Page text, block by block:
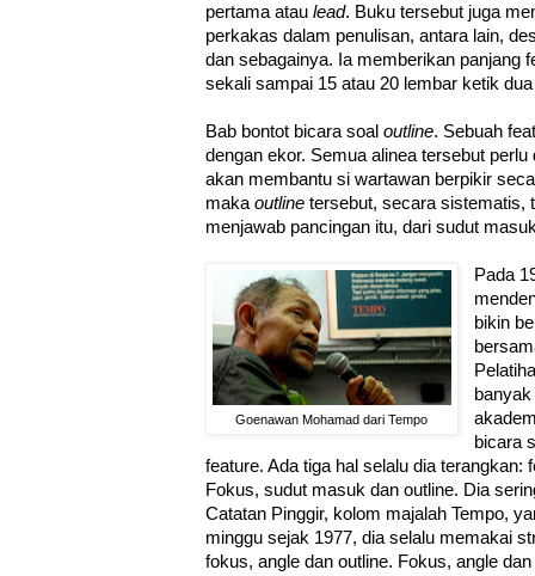
pertama atau lead. Buku tersebut juga
perkakas dalam penulisan, antara lain,
dan sebagainya. Ia memberikan panjang
sekali sampai 15 atau 20 lembar ketik
Bab bontot bicara soal outline. Sebuah
dengan ekor. Semua alinea tersebut
akan membantu si wartawan berpikir
maka outline tersebut, secara sistematis,
menjawab pancingan itu, dari sudut
Goenawan Mohamad dari Tempo
Pada
bikin
bicara
feature. Ada tiga hal selalu dia terangkan:
Fokus, sudut masuk dan outline. Dia
Catatan Pinggir, kolom majalah Tempo,
minggu sejak 1977, dia selalu memakai
fokus, angle dan outline. Fokus, angle dan